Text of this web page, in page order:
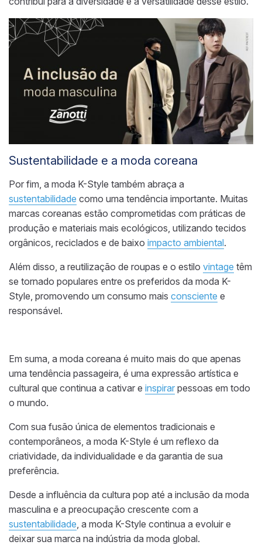
Sustentabilidade e a moda coreana
Por fim, a moda K-Style também abraça a
sustentabilidade como uma tendência importante. Muitas
marcas coreanas estão comprometidas com práticas de
produção e materiais mais ecológicos, utilizando tecidos
orgânicos, reciclados e de baixo impacto ambiental.
Além disso, a reutilização de roupas e o estilo vintage têm
se tornado populares entre os preferidos da moda K-
Style, promovendo um consumo mais consciente e
responsável.
Em suma, a moda coreana é muito mais do que apenas
uma tendência passageira, é uma expressão artística e
cultural que continua a cativar e inspirar pessoas em todo
o mundo.
Com sua fusão única de elementos tradicionais e
contemporâneos, a moda K-Style é um reflexo da
criatividade, da individualidade e da garantia de sua
preferência.
Desde a influência da cultura pop até a inclusão da moda
masculina e a preocupação crescente com a
sustentabilidade, a moda K-Style continua a evoluir e
deixar sua marca na indústria da moda global.